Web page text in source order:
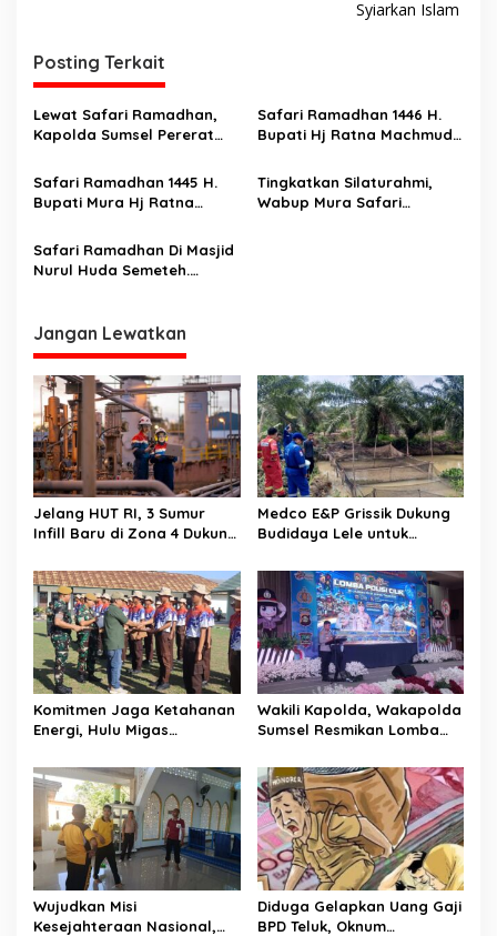
g
a
s
i
p
o
s
Syiarkan Islam
Posting Terkait
Lewat Safari Ramadhan,
Kapolda Sumsel Pererat
Penegakan Hukum dan
Pemeliharaan Kamtibmas
Safari Ramadhan 1446 H.
Bupati Hj Ratna Machmud
Rawas, H Suprayitno, SH
Ajak Masyarakat Merenungi
Makna Puasa
Safari Ramadhan 1445 H.
Bupati Mura Hj Ratna
Nurul Iman Ketuan Jaya
Tingkatkan Silaturahmi,
Wabup Mura Safari
Safari Ramadhan Di Masjid
Nurul Huda Semeteh.
Yang Sudah Terselesaikan
Jangan Lewatkan
Jelang HUT RI, 3 Sumur
Infill Baru di Zona 4 Dukung
Medco E&P Grissik Dukung
Budidaya Lele untuk
Ekonomi Masyarakat
Komitmen Jaga Ketahanan
Energi, Hulu Migas
Kebangsaan Lewat Diksar
Bela Negara Angkatan IV
Tahun 2026
Wakili Kapolda, Wakapolda
Sumsel Resmikan Lomba
Investasi Karakter Anak
Bangsa
Wujudkan Misi
Kesejahteraan Nasional,
Diduga Gelapkan Uang Gaji
BPD Teluk, Oknum